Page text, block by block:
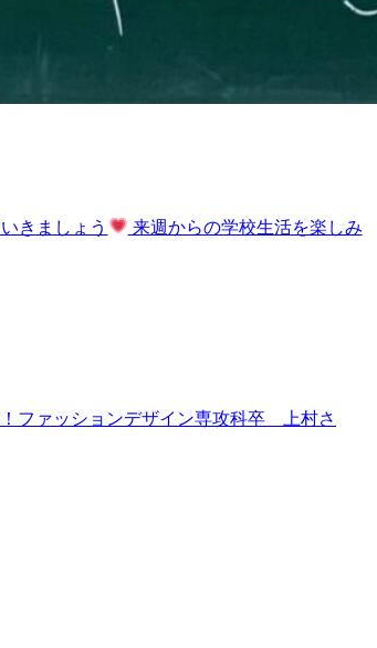
きましょう
来週からの学校生活を楽しみ
ファッションデザイン専攻科卒 上村さ